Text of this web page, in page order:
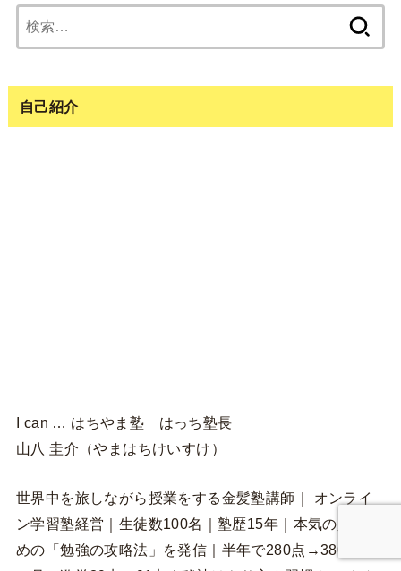
索:
自己紹介
I can … はちやま塾 はっち塾長
山八 圭介（やまはちけいすけ）
世界中を旅しながら授業をする金髪塾講師｜ オンライ
ン学習塾経営｜生徒数100名｜塾歴15年｜本気の人のた
めの「勉強の攻略法」を発信｜半年で280点→380点｜1